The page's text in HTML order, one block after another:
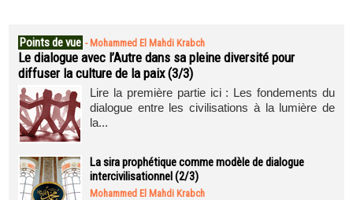
Points de vue - Mohammed El Mahdi Krabch
Le dialogue avec l’Autre dans sa pleine diversité pour
diffuser la culture de la paix (3/3)
Lire la première partie ici : Les fondements du
dialogue entre les civilisations à la lumière de
la...
La sira prophétique comme modèle de dialogue
intercivilisationnel (2/3)
Mohammed El Mahdi Krabch